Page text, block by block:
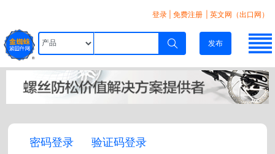
登录 免费注册 | 英文网（出口网）
发布
密码登录 验证码登录